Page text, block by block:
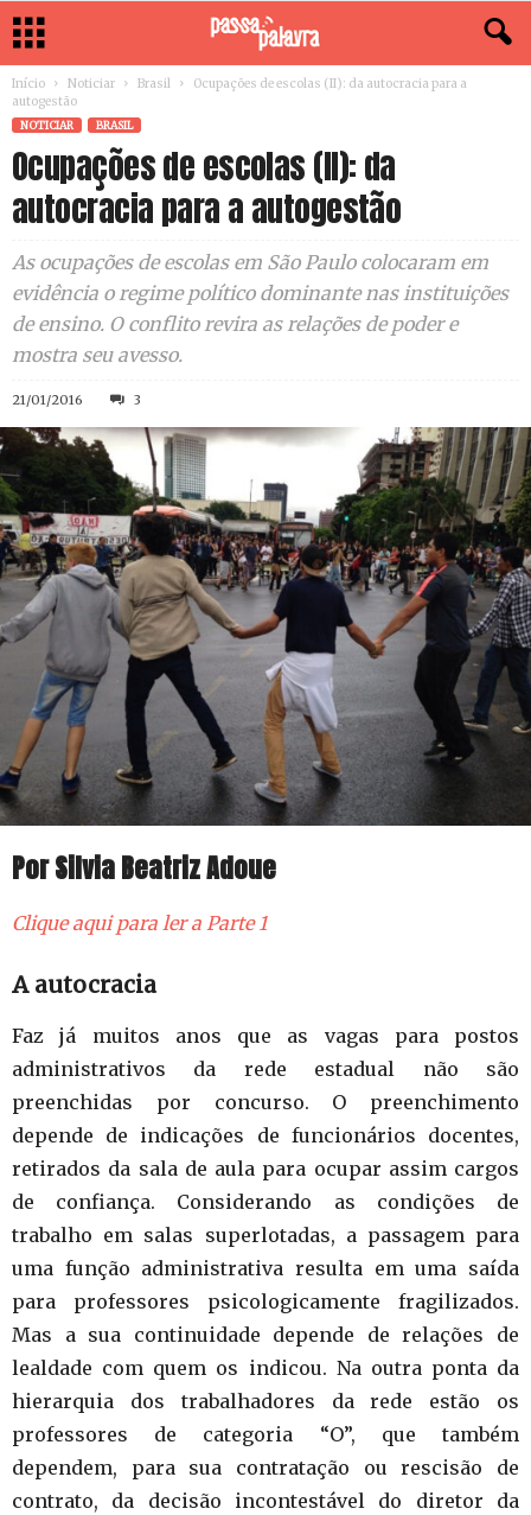
Início Noticiar Brasil
Ocupações de escolas (II): da autocracia para a
autogestão
NOTICIAR BRASIL
Ocupações de escolas (II): da
autocracia para a autogestão
As ocupações de escolas em São Paulo colocaram em
evidência o regime político dominante nas instituições
de ensino. O conflito revira as relações de poder e
mostra seu avesso.
21/01/2016 3
Por Silvia Beatriz Adoue
Clique aqui para ler a Parte 1
A autocracia
Faz já muitos anos que as vagas para postos
administrativos da rede estadual não são
preenchidas por concurso. O preenchimento
depende de indicações de funcionários docentes,
retirados da sala de aula para ocupar assim cargos
de confiança. Considerando as condições de
trabalho em salas superlotadas, a passagem para
uma função administrativa resulta em uma saída
para professores psicologicamente fragilizados.
Mas a sua continuidade depende de relações de
lealdade com quem os indicou. Na outra ponta da
hierarquia dos trabalhadores da rede estão os
professores de categoria “O”, que também
dependem, para sua contratação ou rescisão de
contrato, da decisão incontestável do diretor da